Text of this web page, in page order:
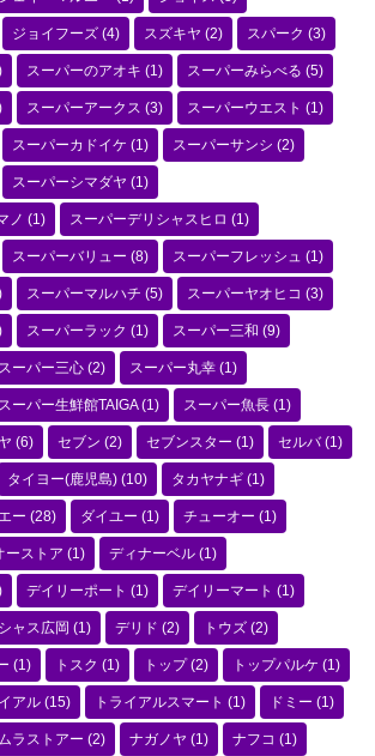
ジョイフーズ (4) スズキヤ (2) スパーク (3)
スーパーのアオキ (1) スーパーみらべる (5)
スーパーアークス (3) スーパーウエスト (1)
スーパーカドイケ (1) スーパーサンシ (2)
スーパーシマダヤ (1)
ノ (1) スーパーデリシャスヒロ (1)
スーパーバリュー (8) スーパーフレッシュ (1)
スーパーマルハチ (5) スーパーヤオヒコ (3)
スーパーラック (1) スーパー三和 (9)
スーパー三心 (2) スーパー丸幸 (1)
スーパー生鮮館TAIGA(1) スーパー魚長 (1)
(6) セブン (2) セブンスター (1) セルバ(1)
タイヨー(鹿児島) (10) タカヤナギ (1)
ー (28) ダイユー (1) チューオー (1)
ーストア (1) ディナーベル (1)
デイリーポート (1) デイリーマート (1)
ャス広岡 (1) デリド (2) トウズ (2)
(1) トスク (1) トップ(2) トップパルケ (1)
アル (15) トライアルスマート (1) ドミー (1)
ラストアー (2) ナガノヤ (1) ナフコ (1)